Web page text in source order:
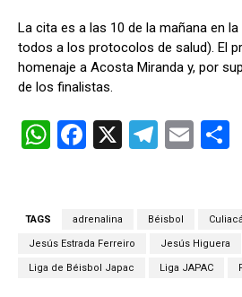
La cita es a las 10 de la mañana en la
todos a los protocolos de salud). El
homenaje a Acosta Miranda y, por
de los finalistas.
W
A
p
F
b
o
o
X
T
gr
a
m
E
ar
TAGS adrenalina Béisbol
Jesús Estrada Ferreiro Jesús Higuera
Liga de Béisbol Japac Liga JAPAC